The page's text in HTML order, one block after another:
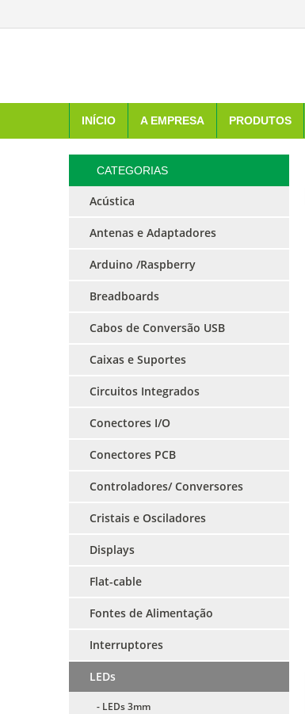
INÍCIO A EMPRESA PRODUTOS
CATEGORIAS
Acústica
Antenas e Adaptadores
Arduino /Raspberry
Breadboards
Cabos de Conversão USB
Caixas e Suportes
Circuitos Integrados
Conectores I/O
Conectores PCB
Controladores/ Conversores
Cristais e Osciladores
Displays
Flat-cable
Fontes de Alimentação
Interruptores
LEDs
- LEDs 3mm